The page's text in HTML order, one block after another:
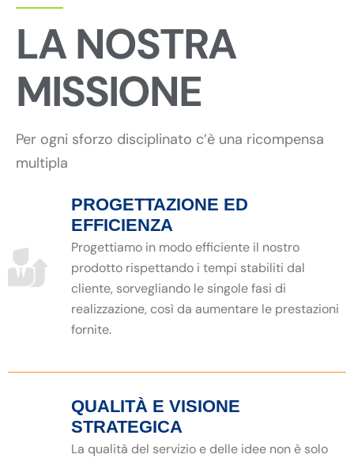
LA NOSTRA
MISSIONE
Per ogni sforzo disciplinato c’è una ricompensa
multipla
PROGETTAZIONE ED
EFFICIENZA
Progettiamo in modo efficiente il nostro
prodotto rispettando i tempi stabiliti dal
cliente, sorvegliando le singole fasi di
realizzazione, così da aumentare le prestazioni
fornite.
QUALITÀ E VISIONE
STRATEGICA
La qualità del servizio e delle idee non è solo